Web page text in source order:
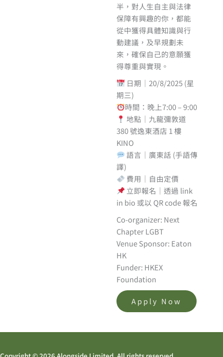
半，對人生自主與法律
保障有興趣的你，都能
從中獲得具體知識與行
動建議，及早規劃未
來，確保自己的意願獲
得尊重與實現。
日期｜ 20/8/2025 (星
期三)
時間：晚上7:00 – 9:00
地點｜九龍彌敦道
380 號逸東酒店 1 樓
KINO
語言｜廣東話 (手語傳
譯)
費用｜自由定價
立即報名｜透過 link
in bio 或以 QR code 報名
Co-organizer: Next
Chapter LGBT
Venue Sponsor: Eaton
HK
Funder: HKEX
Foundation
Apply Now